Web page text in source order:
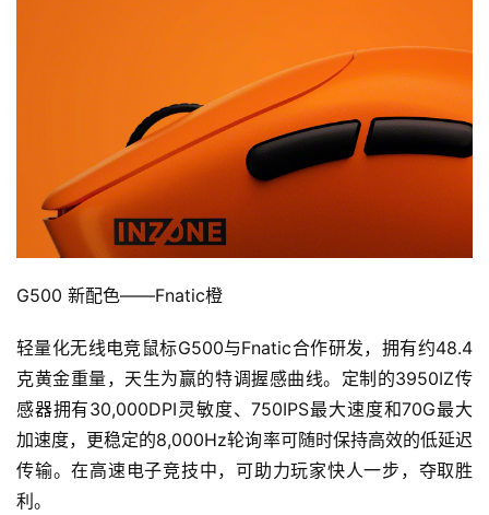
站
文
(
国
)
G500 新配色——Fnatic橙
轻量化无线电竞鼠标G500与Fnatic合作研发，拥有约48.4
克黄金重量，天生为赢的特调握感曲线。定制的3950IZ传
感器拥有30,000DPI灵敏度、750IPS最大速度和70G最大
加速度，更稳定的8,000Hz轮询率可随时保持高效的低延迟
传输。在高速电子竞技中，可助力玩家快人一步，夺取胜
利。